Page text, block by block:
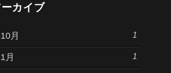
ーカイブ
月 1
月 1